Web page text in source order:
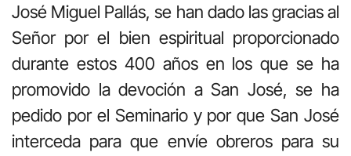
José Miguel Pallás, se han dado las gracias al
Señor por el bien espiritual proporcionado
durante estos 400 años en los que se ha
promovido la devoción a San José, se ha
pedido por el Seminario y por que San José
interceda para que envíe obreros para su